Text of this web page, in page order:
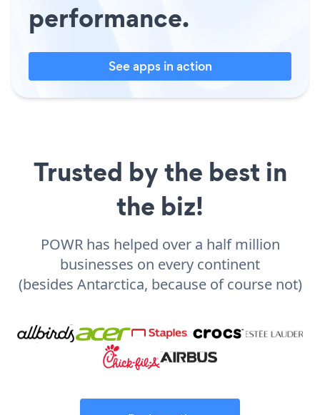
performance.
See apps in action
Trusted by the best in
the biz!
POWR has helped over a half million
businesses on every continent
(besides Antarctica, because of course not)